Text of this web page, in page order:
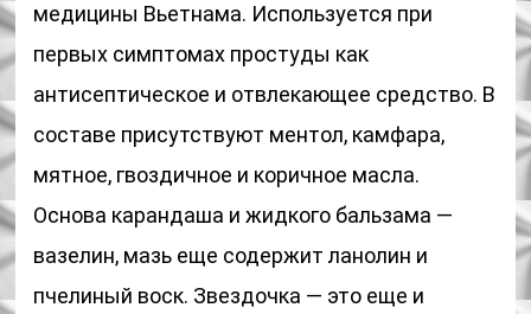
медицины Вьетнама. Используется при
первых симптомах простуды как
антисептическое и отвлекающее средство. В
составе присутствуют ментол, камфара,
мятное, гвоздичное и коричное масла.
Основа карандаша и жидкого бальзама —
вазелин, мазь еще содержит ланолин и
пчелиный воск. Звездочка — это еще и